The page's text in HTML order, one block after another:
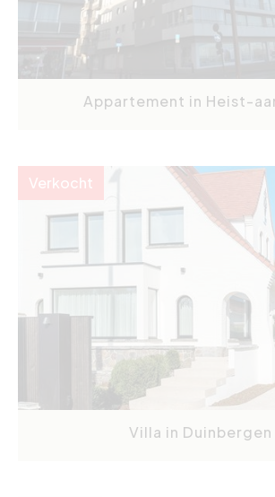
Appartement in Heist-
Verkocht
Villa in Duinbergen